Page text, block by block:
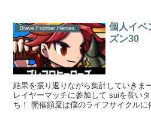
Brave Frontier Heroes
個人イベ
ズン30
結果を振り返りながら集計していきまーすｗ memonp8.2
レイヤーマッチに参加して suiを長いターンかけて倒しきった人が勝
ち！ 開催頻度は僕のライフサイク